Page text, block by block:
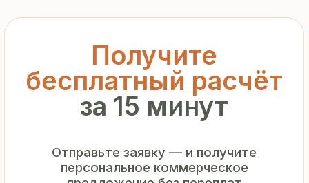
Я подтверждаю ознакомление с «Политикой
обработки персональных данных
» и даю согласие
на обработку моих персональных данных в порядке
и на условиях, указанных в Политике
Запросить рассчёт